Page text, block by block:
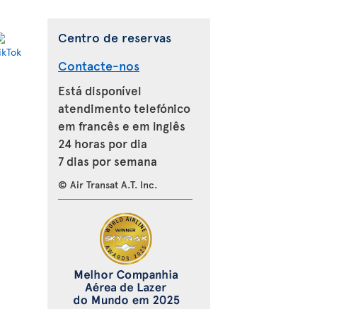
Centro de reservas
Contacte-nos
Está disponível
atendimento telefónico
em francês e em inglês
24 horas por dia
7 dias por semana
© Air Transat A.T. Inc.